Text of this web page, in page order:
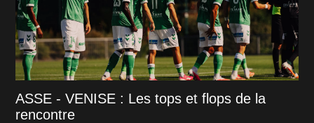
ASSE - VENISE : Les tops et flops de la
rencontre